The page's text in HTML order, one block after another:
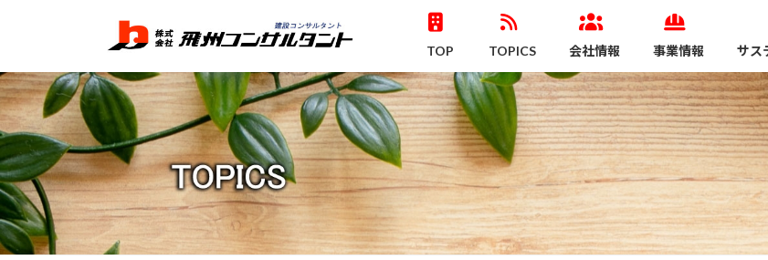
ン
ツ
へ
ス
キ
ッ
プ
ー
シ
ョ
ン
に
移
動
TOP TOPICS 会社情報 事業情報 サス